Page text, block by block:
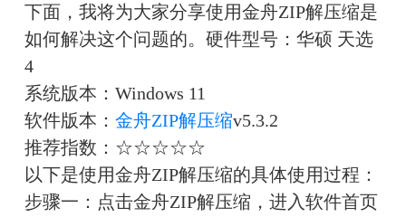
下面，我将为大家分享使用金舟ZIP解压缩是
如何解决这个问题的。 硬件型号：华硕 天选
4
系统版本：Windows 11
软件版本： 金舟ZIP解压缩v5.3.2
推荐指数：☆☆☆☆☆
以下是使用金舟ZIP解压缩的具体使用过程：
步骤一：点击金舟ZIP解压缩，进入软件首页